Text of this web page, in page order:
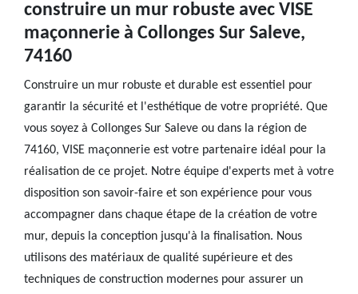
construire un mur robuste avec VISE
maçonnerie à Collonges Sur Saleve,
74160
Construire un mur robuste et durable est essentiel pour
garantir la sécurité et l'esthétique de votre propriété. Que
vous soyez à Collonges Sur Saleve ou dans la région de
74160, VISE maçonnerie est votre partenaire idéal pour la
réalisation de ce projet. Notre équipe d'experts met à votre
disposition son savoir-faire et son expérience pour vous
accompagner dans chaque étape de la création de votre
mur, depuis la conception jusqu'à la finalisation. Nous
utilisons des matériaux de qualité supérieure et des
techniques de construction modernes pour assurer un